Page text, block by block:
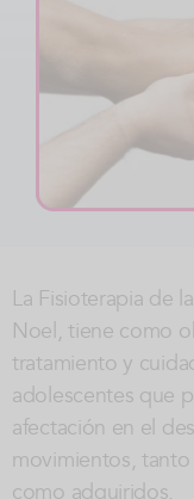
La Fisioterapia de
Noel, tiene como
tratamiento y
adolescentes que
afectación en el
movimientos,